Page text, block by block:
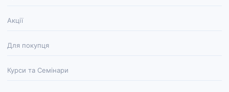
Акції
Для покупця
Курси та Семінари